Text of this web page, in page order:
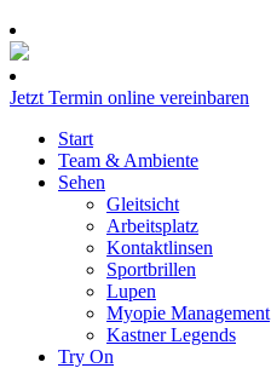
Jetzt Termin online vereinbaren
Start
Team & Ambiente
Sehen
Gleitsicht
Arbeitsplatz
Kontaktlinsen
Sportbrillen
Lupen
Myopie Management
Kastner Legends
Try On